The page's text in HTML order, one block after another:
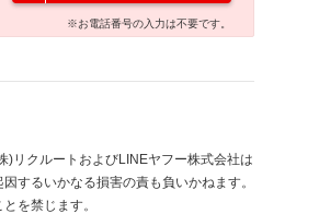
※お電話番号の入力は不要です。
リクルートおよびLINEヤフー株式会社は
するいかなる損害の責も負いかねます。
を禁じます。